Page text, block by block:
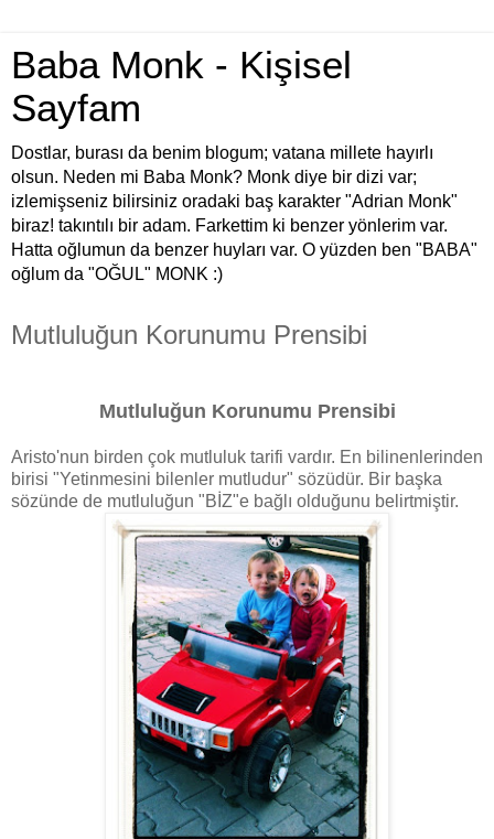
Baba Monk - Kişisel
Sayfam
Dostlar, burası da benim blogum; vatana millete hayırlı
olsun. Neden mi Baba Monk? Monk diye bir dizi var;
izlemişseniz bilirsiniz oradaki baş karakter "Adrian Monk"
biraz! takıntılı bir adam. Farkettim ki benzer yönlerim var.
Hatta oğlumun da benzer huyları var. O yüzden ben "BABA"
oğlum da "OĞUL" MONK :)
Mutluluğun Korunumu Prensibi
Mutluluğun Korunumu Prensibi
Aristo'nun birden çok mutluluk tarifi vardır. En bilinenlerinden
birisi "Yetinmesini bilenler mutludur" sözüdür. Bir başka
sözünde de mutluluğun "BİZ"e bağlı olduğunu belirtmiştir.